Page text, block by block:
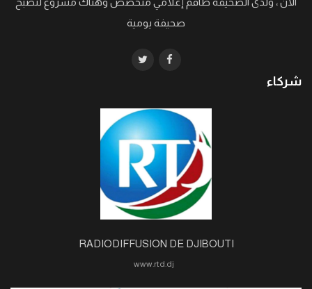
صحيفة يومية
شركاء
RADIODIFFUSION DE DJIBOUTI